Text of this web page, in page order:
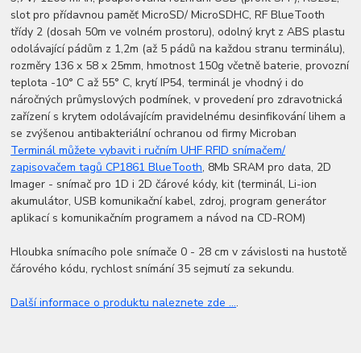
slot pro přídavnou paměť MicroSD/ MicroSDHC, RF BlueTooth
třídy 2 (dosah 50m ve volném prostoru), odolný kryt z ABS plastu
odolávající pádům z 1,2m (až 5 pádů na každou stranu terminálu),
rozměry 136 x 58 x 25mm, hmotnost 150g včetně baterie, provozní
teplota -10° C až 55° C, krytí IP54, terminál je vhodný i do
náročných průmyslových podmínek, v provedení pro zdravotnická
zařízení s krytem odolávajícím pravidelnému desinfikování lihem a
se zvýšenou antibakteriální ochranou od firmy Microban
Terminál můžete vybavit i ručním UHF RFID snímačem/
zapisovačem tagů CP1861 BlueTooth, 8Mb SRAM pro data, 2D
Imager - snímač pro 1D i 2D čárové kódy, kit (terminál, Li-ion
akumulátor, USB komunikační kabel, zdroj, program generátor
aplikací s komunikačním programem a návod na CD-ROM)
Hloubka snímacího pole snímače 0 - 28 cm v závislosti na hustotě
čárového kódu, rychlost snímání 35 sejmutí za sekundu.
Další informace o produktu naleznete zde ....